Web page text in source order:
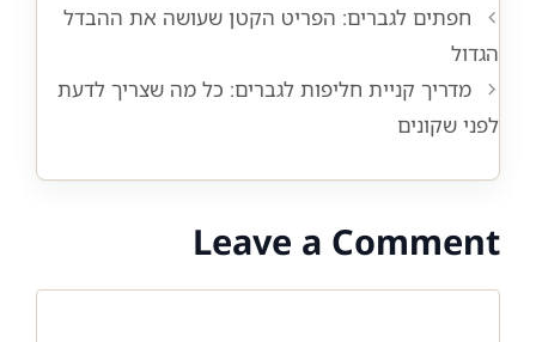
חפתים לגברים: הפריט הקטן שעושה את ההבדל
הגדול
מדריך קניית חליפות לגברים: כל מה שצריך לדעת
לפני שקונים
Leave a Comment